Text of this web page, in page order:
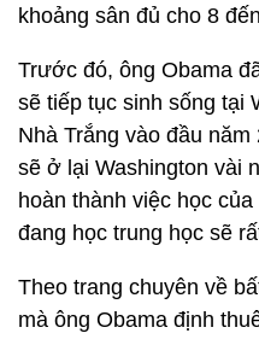
khoảng sân đủ cho 8
Trước đó, ông Obama
sẽ tiếp tục sinh sống tại
Nhà Trắng vào đầu
sẽ ở lại Washington vài
hoàn thành việc học
đang học trung học sẽ
Theo trang chuyên về
mà ông Obama định